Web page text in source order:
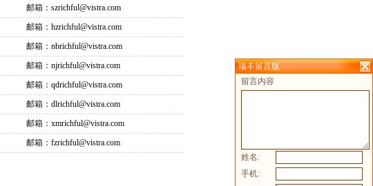
邮箱：szrichful@vistra.com
邮箱：hzrichful@vistra.com
邮箱：nbrichful@vistra.com
邮箱：njrichful@vistra.com
邮箱：qdrichful@vistra.com
邮箱：dlrichful@vistra.com
邮箱：xmrichful@vistra.com
邮箱：fzrichful@vistra.com
瑞丰留言版
留言内容
姓名:
手机: